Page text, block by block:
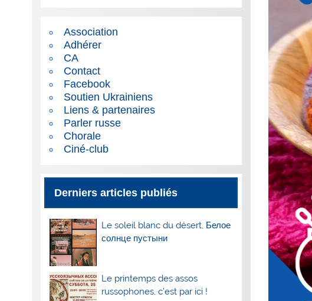
Association
Adhérer
CA
Contact
Facebook
Soutien Ukrainiens
Liens & partenaires
Parler russe
Chorale
Ciné-club
Derniers articles publiés
Le soleil blanc du désert, Белое
солнце пустыни
Le printemps des assos
russophones, c’est par ici !